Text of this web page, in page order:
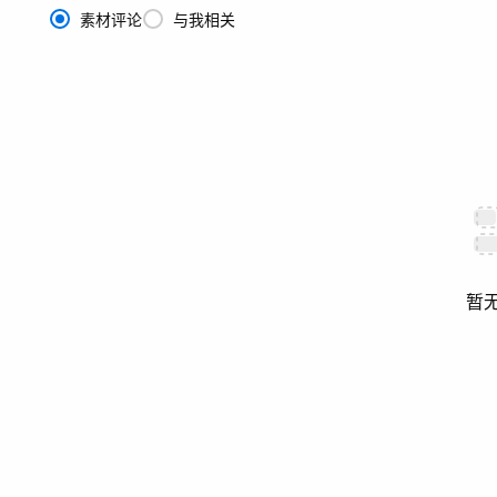
素材评论 与我相关
暂